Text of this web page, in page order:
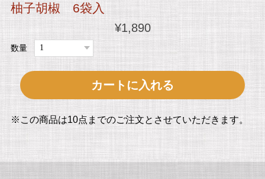
柚子胡椒 6袋入
¥1,890
数量
カートに入れる
※この商品は10点までのご注文とさせていただきます。